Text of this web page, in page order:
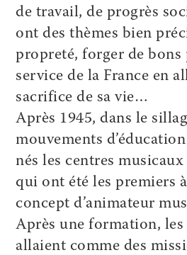
de travail, de progrès
ont des thèmes bien
propreté, forger de bons
service de la France en
sacrifice de sa vie…
Après 1945, dans le
mouvements
nés les centres
qui ont été les premiers
concept d’animateur
Après une formation, les
allaient comme des